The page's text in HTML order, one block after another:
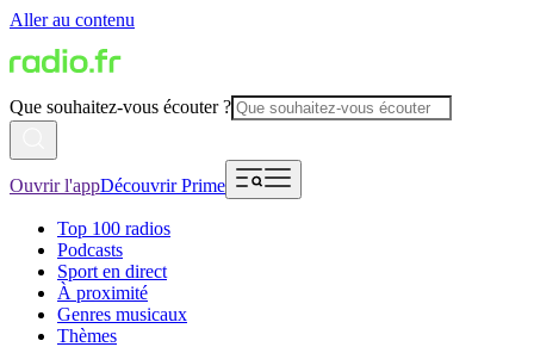
Aller au contenu
Que souhaitez-vous écouter ?
Ouvrir l'appDécouvrir Prime
Top 100 radios
Podcasts
Sport en direct
À proximité
Genres musicaux
Thèmes